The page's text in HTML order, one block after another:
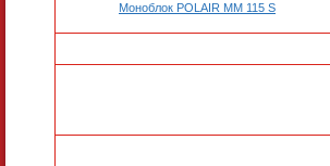
Моноблок POLAIR MM 115 S